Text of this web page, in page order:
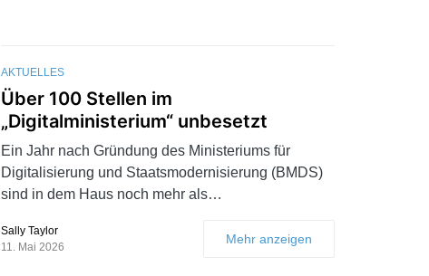
AKTUELLES
Über 100 Stellen im
„Digitalministerium“ unbesetzt
Ein Jahr nach Gründung des Ministeriums für
Digitalisierung und Staatsmodernisierung (BMDS)
sind in dem Haus noch mehr als…
Sally Taylor
11. Mai 2026
Mehr anzeigen